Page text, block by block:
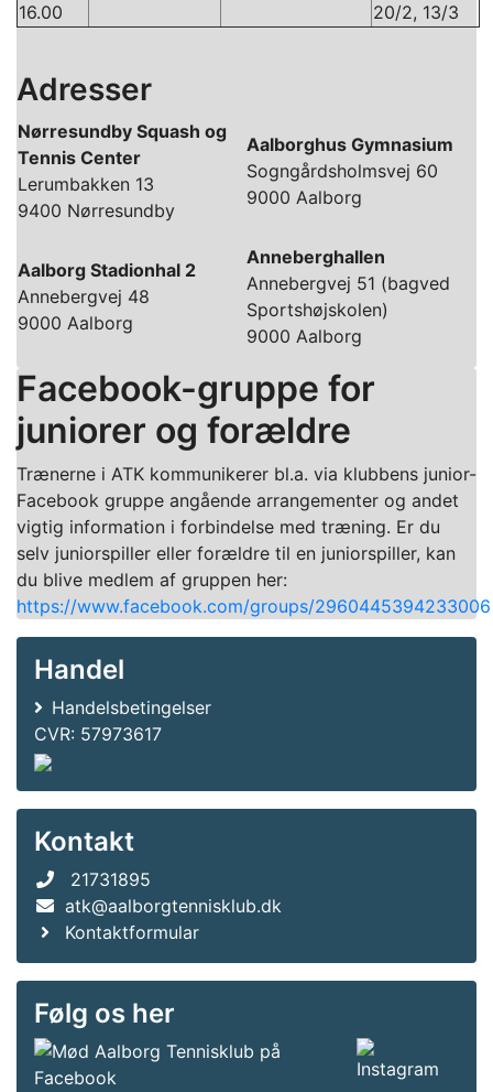
16.00
20/2, 13/3
Adresser
Nørresundby Squash og
Tennis Center
Lerumbakken 13
9400 Nørresundby
Aalborghus Gymnasium
Sogngårdsholmsvej 60
9000 Aalborg
Aalborg Stadionhal 2
Annebergvej 48
9000 Aalborg
Anneberghallen
Annebergvej 51 (bagved
Sportshøjskolen)
9000 Aalborg
Facebook-gruppe for
juniorer og forældre
Trænerne i ATK kommunikerer bl.a. via klubbens junior-
Facebook gruppe angående arrangementer og andet
vigtig information i forbindelse med træning. Er du
selv juniorspiller eller forældre til en juniorspiller, kan
du blive medlem af gruppen her:
https://www.facebook.com/groups/2960445394233006
Handel
Handelsbetingelser
CVR: 57973617
Kontakt
21731895
atk@aalborgtennisklub.dk
Kontaktformular
Følg os her